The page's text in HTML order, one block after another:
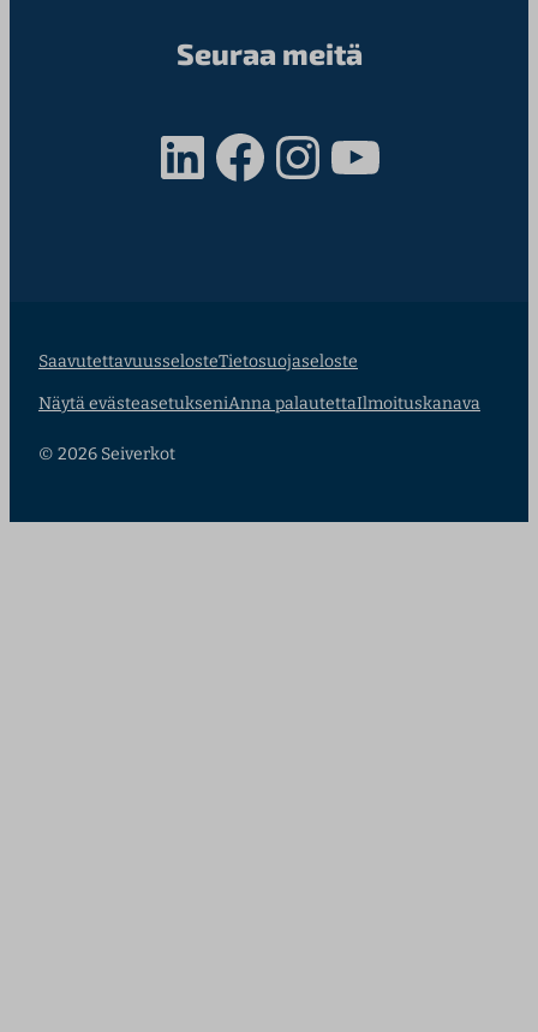
Seuraa meitä
LinkedIn Facebook InstagramYouTube
SaavutettavuusselosteTietosuojaseloste
Näytä evästeasetukseniAnna palautettaIlmoituskanava
© 2026 Seiverkot